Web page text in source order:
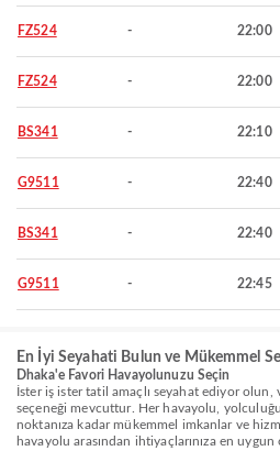
FZ524 - 22:00
FZ524 - 22:00
BS341 - 22:10
G9511 - 22:40
BS341 - 22:40
G9511 - 22:45
En İyi Seyahati Bulun ve Mükemmel
Dhaka'e Favori Havayolunuzu Seçin
İster iş ister tatil amaçlı seyahat ediyor olun,
seçeneği mevcuttur. Her havayolu,
noktanıza kadar mükemmel imkanlar ve
havayolu arasından ihtiyaçlarınıza en